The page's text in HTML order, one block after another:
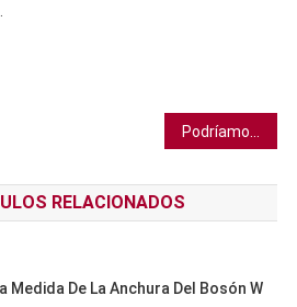
RELACIONADOS
Medida De La Anchura Del Bosón W